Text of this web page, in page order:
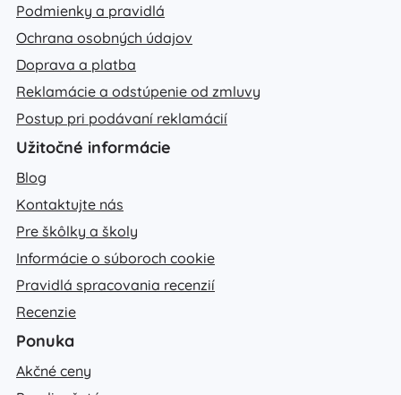
Podmienky a pravidlá
Ochrana osobných údajov
Doprava a platba
Reklamácie a odstúpenie od zmluvy
Postup pri podávaní reklamácií
Užitočné informácie
Blog
Kontaktujte nás
Pre škôlky a školy
Informácie o súboroch cookie
Pravidlá spracovania recenzií
Recenzie
Ponuka
Akčné ceny